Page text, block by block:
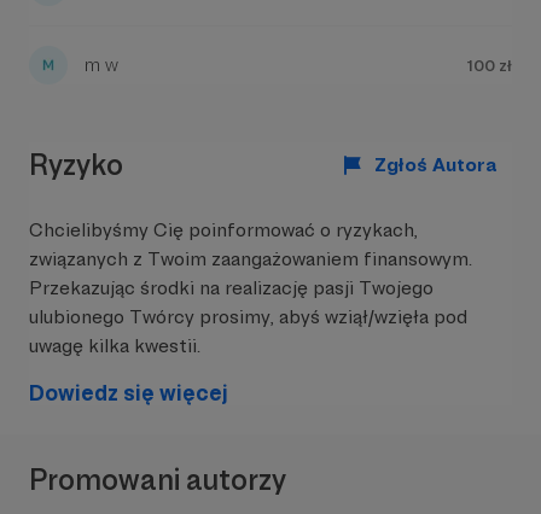
Aby zobaczyć treść musisz zmienić ustawienia
polityki prywatności
W uniwersum agentowym pojawiają się goście.
m w 100 zł
Ryzyko Zgłoś Autora
Chcielibyśmy Cię poinformować o ryzykach,
związanych z Twoim zaangażowaniem finansowym.
Przekazując środki na realizację pasji Twojego
ulubionego Twórcy prosimy, abyś wziął/wzięła pod
uwagę kilka kwestii.
Dowiedz się więcej
Promowani autorzy